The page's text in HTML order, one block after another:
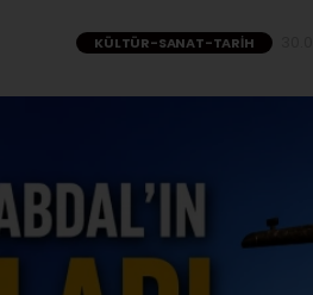
KÜLTÜR-SANAT-TARIH